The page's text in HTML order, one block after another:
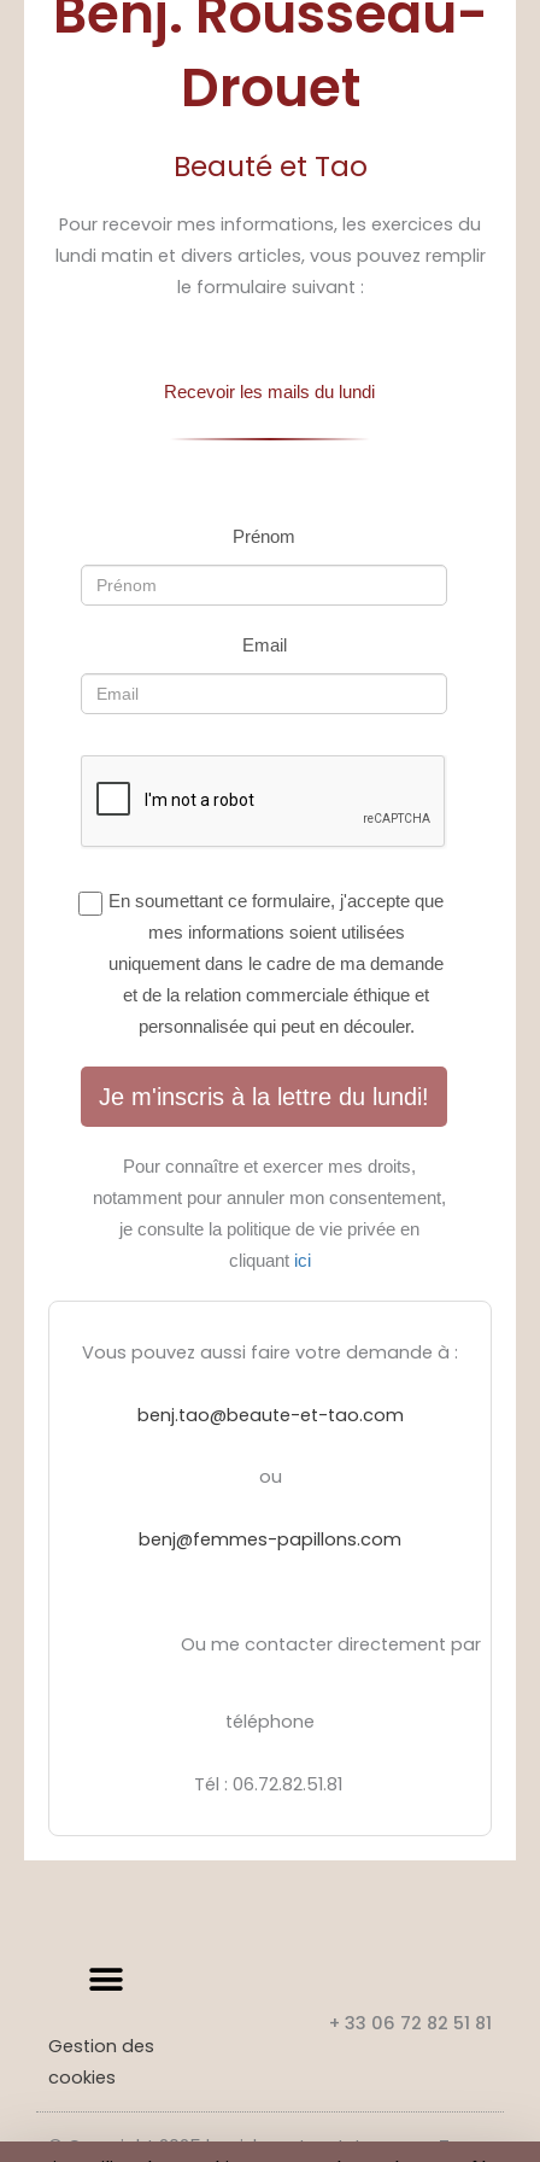
Drouet
Beauté et Tao
Pour recevoir mes informations, les exercices du
lundi matin et divers articles, vous pouvez remplir
le formulaire suivant :
Recevoir les mails du lundi
Prénom
Email
En soumettant ce formulaire, j'accepte que
mes informations soient utilisées
uniquement dans le cadre de ma demande
et de la relation commerciale éthique et
personnalisée qui peut en découler.
Je m'inscris à la lettre du lundi!
Pour connaître et exercer mes droits,
notamment pour annuler mon consentement,
je consulte la politique de vie privée en
cliquant ici
Vous pouvez aussi faire votre demande à :
benj.tao@beaute-et-tao.com
ou
benj@femmes-papillons.com
Ou me contacter directement par
téléphone
Tél : 06.72.82.51.81
Gestion des
cookies
+ 33 06 72 82 51 81
© Copyright 2025 benj-beaute-et-tao.com. Tous